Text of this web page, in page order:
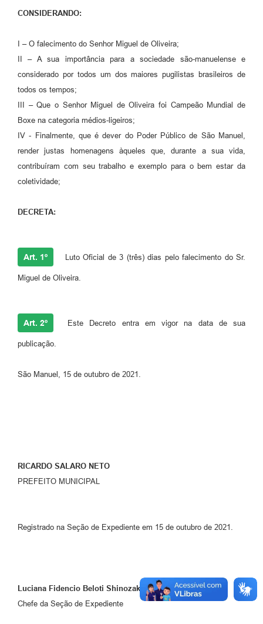
CONSIDERANDO:
I – O falecimento do Senhor Miguel de Oliveira;
II – A sua importância para a sociedade são-manuelense e
considerado por todos um dos maiores pugilistas brasileiros de
todos os tempos;
III – Que o Senhor Miguel de Oliveira foi Campeão Mundial de
Boxe na categoria médios-ligeiros;
IV - Finalmente, que é dever do Poder Público de São Manuel,
render justas homenagens àqueles que, durante a sua vida,
contribuíram com seu trabalho e exemplo para o bem estar da
coletividade;
DECRETA:
Art. 1º Luto Oficial de 3 (três) dias pelo falecimento do Sr.
Miguel de Oliveira.
Art. 2º Este Decreto entra em vigor na data de sua
publicação.
São Manuel, 15 de outubro de 2021.
RICARDO SALARO NETO
PREFEITO MUNICIPAL
Registrado na Seção de Expediente em 15 de outubro de 2021.
Luciana Fidencio Beloti Shinozaki
Chefe da Seção de Expediente